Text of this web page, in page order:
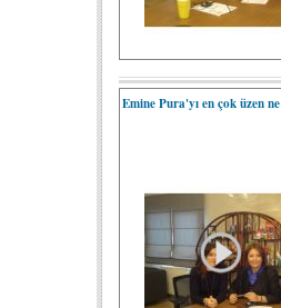
Emine Pura'yı en çok üzen